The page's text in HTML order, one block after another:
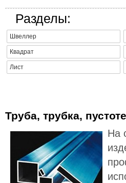
Разделы:
Швеллер
Квадрат
Лист
Труба, трубка,
На